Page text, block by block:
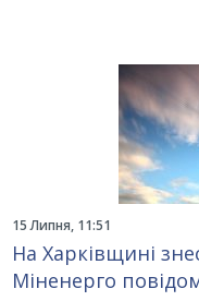
15 Липня, 11:51
На Харківщині
Міненерго